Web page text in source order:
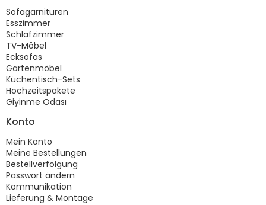
Sofagarnituren
Esszimmer
Schlafzimmer
TV-Möbel
Ecksofas
Gartenmöbel
Küchentisch-Sets
Hochzeitspakete
Giyinme Odası
Konto
Mein Konto
Meine Bestellungen
Bestellverfolgung
Passwort ändern
Kommunikation
Lieferung & Montage